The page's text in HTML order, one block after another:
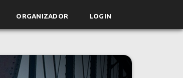
ORGANIZADOR LOGIN